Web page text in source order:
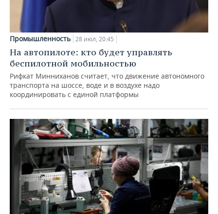
Промышленность 28 июл, 20:45
На автопилоте: кто будет управлять
беспилотной мобильностью
Рифкат Минниханов считает, что движение автономного
транспорта на шоссе, воде и в воздухе надо
координировать с единой платформы